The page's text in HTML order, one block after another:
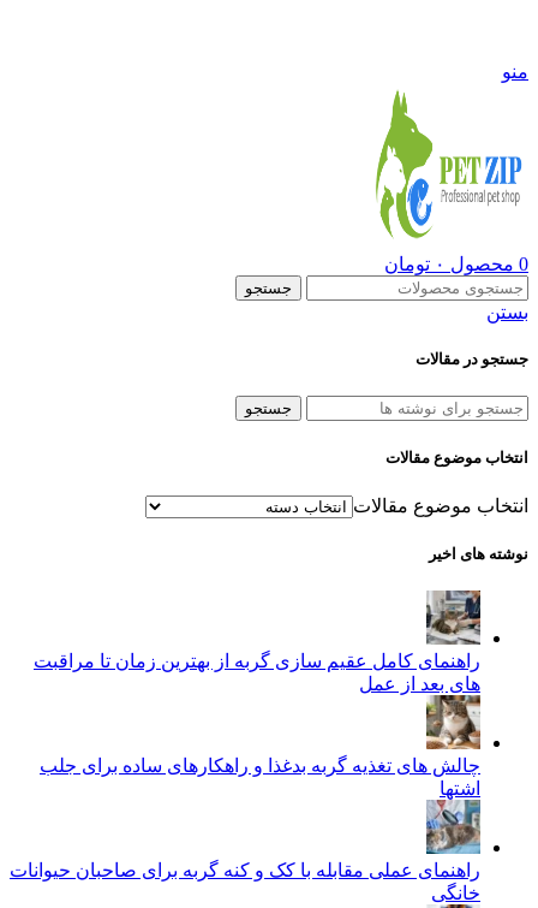
منو
0 محصول ۰ تومان
جستجو
بستن
جستجو در مقالات
جستجو
انتخاب موضوع مقالات
انتخاب موضوع مقالات
نوشته های اخیر
راهنمای کامل عقیم سازی گربه از بهترین زمان تا مراقبت‌
های بعد از عمل
چالش‌ های تغذیه گربه بدغذا و راهکارهای ساده برای جلب
اشتها
راهنمای عملی مقابله با کک و کنه گربه برای صاحبان حیوانات
خانگی